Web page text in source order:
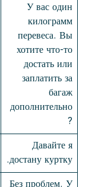
У вас один
килограмм
перевеса. Вы
хотите что-то
достать или
заплатить за
багаж
дополнительно
?
Давайте я
достану куртку.